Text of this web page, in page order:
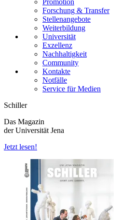
Forschung & Transfer
Stellenangebote
Weiterbildung
Universität
Exzellenz
Nachhaltigkeit
Community
Kontakte
Notfälle
Service für Medien
Schiller
Das Magazin
der Universität Jena
Jetzt lesen!